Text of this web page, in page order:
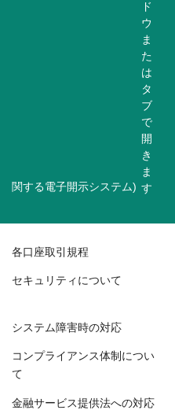
関する電子開示システム)
各口座取引規程
セキュリティについて
システム障害時の対応
コンプライアンス体制につい
て
金融サービス提供法への対応